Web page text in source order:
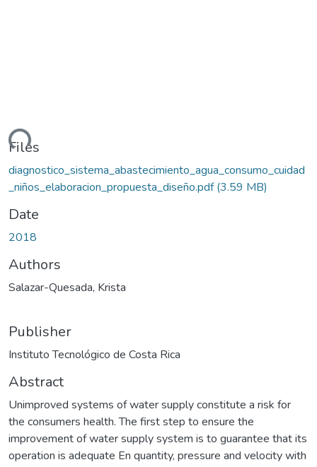
Files
diagnostico_sistema_abastecimiento_agua_consumo_cuidad
_niños_elaboracion_propuesta_diseño.pdf(3.59 MB)
Date
2018
Authors
Salazar-Quesada, Krista
Publisher
Instituto Tecnológico de Costa Rica
Abstract
Unimproved systems of water supply constitute a risk for
the consumers health. The first step to ensure the
improvement of water supply system is to guarantee that its
operation is adequate En quantity, pressure and velocity with